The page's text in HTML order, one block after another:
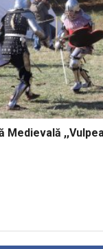
Medievală